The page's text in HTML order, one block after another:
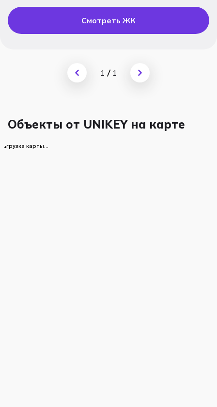
Смотреть ЖК
1 / 1
Объекты от UNIKEY на карте
загрузка карты...